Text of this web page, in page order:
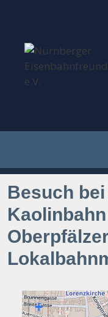
Besuch
+